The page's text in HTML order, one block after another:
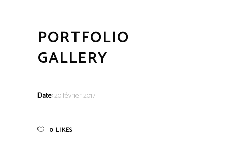
PORTFOLIO
GALLERY
Date:20 février 2017
0 LIKES